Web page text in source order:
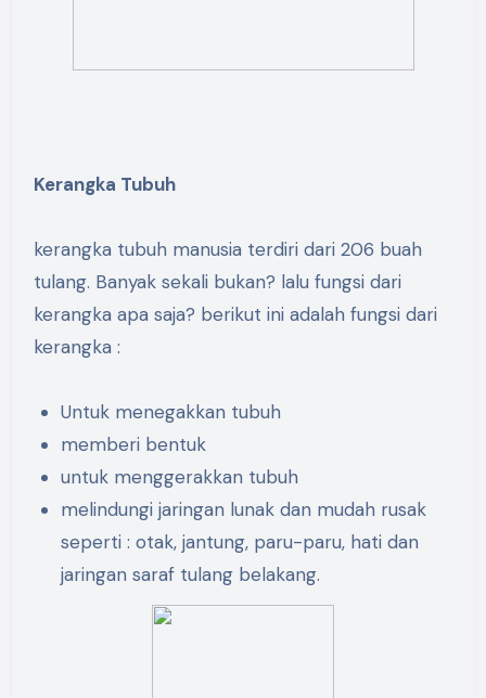
Kerangka Tubuh
kerangka tubuh manusia terdiri dari 206 buah
tulang. Banyak sekali bukan? lalu fungsi dari
kerangka apa saja? berikut ini adalah fungsi dari
kerangka :
Untuk menegakkan tubuh
memberi bentuk
untuk menggerakkan tubuh
melindungi jaringan lunak dan mudah rusak
seperti : otak, jantung, paru-paru, hati dan
jaringan saraf tulang belakang.